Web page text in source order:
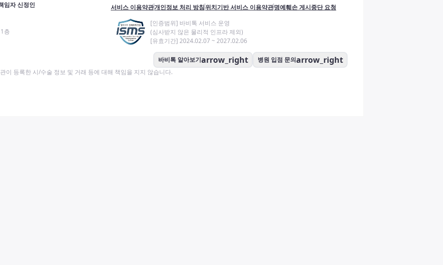
임자 신정인
층
서비스 이용약관개인정보 처리 방침위치기반 서비스 이용약관명예훼손 게시중단 요청
[인증범위] 바비톡 서비스 운영
(심사받지 않은 물리적 인프라 제외)
[유효기간] 2024.02.07 ~ 2027.02.06
바비톡 알아보기arrow_right 병원 입점 문의arrow_right
이 등록한 시/수술 정보 및 거래 등에 대해 책임을 지지 않습니다.